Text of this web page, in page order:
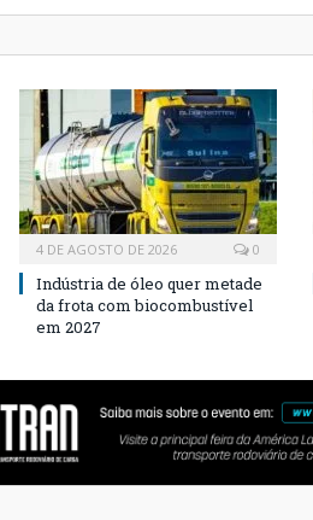
4 DE AGOSTO DE 2026 0
Indústria de óleo quer metade
da frota com biocombustível
em 2027